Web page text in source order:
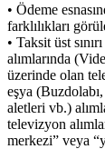
• Ödeme
farklılıkları
• Taksit üst
alımlarında
üzerinde olan
eşya
aletleri vb.)
televizyon
merkezi” veya